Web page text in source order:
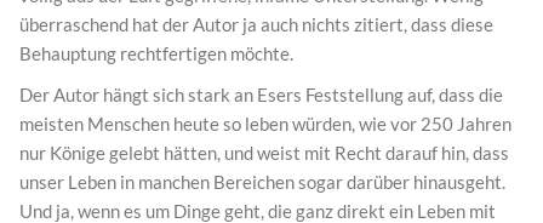
überraschend hat der Autor ja auch nichts zitiert, dass diese
Behauptung rechtfertigen möchte.
Der Autor hängt sich stark an Esers Feststellung auf, dass die
meisten Menschen heute so leben würden, wie vor 250 Jahren
nur Könige gelebt hätten, und weist mit Recht darauf hin, dass
unser Leben in manchen Bereichen sogar darüber hinausgeht.
Und ja, wenn es um Dinge geht, die ganz direkt ein Leben mit